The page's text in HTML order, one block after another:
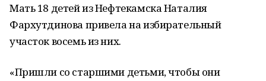
Мать 18 детей из Нефтекамска Наталия
Фархутдинова привела на избирательный
участок восемь из них.
«Пришли со старшими детьми, чтобы они